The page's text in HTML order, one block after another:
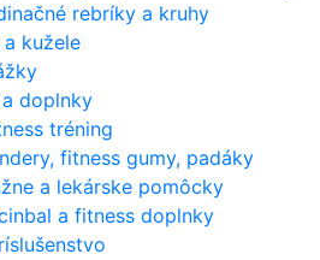
rebríky a kruhy
kužele
doplnky
tréning
fitness gumy, padáky
a lekárske pomôcky
a fitness doplnky